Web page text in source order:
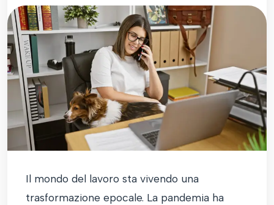
Il mondo del lavoro sta vivendo una
trasformazione epocale. La pandemia ha